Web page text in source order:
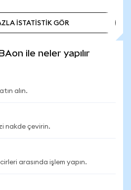
İSTATİSTİK GÖR
ile neler yapılır
alın.
nakde çevirin.
arasında işlem yapın.